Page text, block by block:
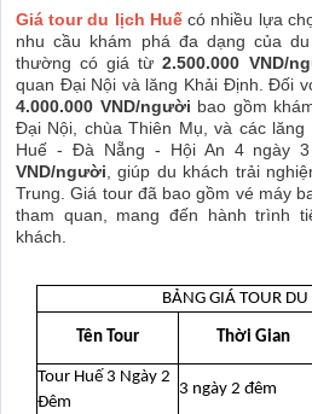
Giá tour du lịch Huếcó nhiều lựa
nhu cầu khám phá đa dạng của
thường có giá từ2.500.000 VND/
quan Đại Nội và lăng Khải Định. Đối
4.000.000 VND/người bao gồm
Đại Nội, chùa Thiên Mụ, và các
Huế - Đà Nẵng - Hội An 4 ngày
VND/người , giúp du khách trải
Trung. Giá tour đã bao gồm vé máy
tham quan, mang đến hành trình
khách.
BẢNG GIÁ TOUR DU
Tên Tour Thời Gian
Tour Huế 3 Ngày 2
Đêm
3 ngày 2 đêm